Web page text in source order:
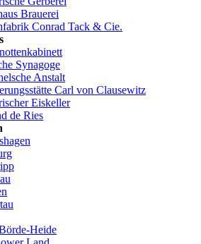
Brauerei
Conrad Tack & Cie.
Synagoge
Anstalt
Carl von Clausewitz
Eiskeller
de Ries
Heide